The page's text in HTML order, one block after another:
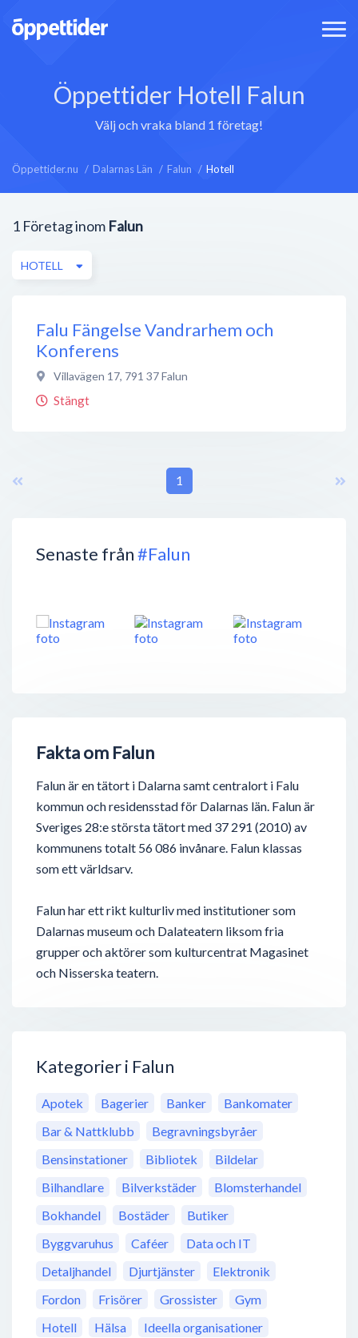
Öppettider Hotell Falun
Välj och vraka bland 1 företag!
Öppettider.nu Dalarnas Län Falun Hotell
Senaste från#Falun
Fakta om Falun
Falun är en tätort i Dalarna samt centralort i Falu
kommun och residensstad för Dalarnas län. Falun är
Sveriges 28:e största tätort med 37 291 (2010) av
kommunens totalt 56 086 invånare. Falun klassas
som ett världsarv.
Falun har ett rikt kulturliv med institutioner som
Dalarnas museum och Dalateatern liksom fria
grupper och aktörer som kulturcentrat Magasinet
och Nisserska teatern.
Kategorier i Falun
Apotek Bagerier Banker
Bankomater
Bar & Nattklubb
Begravningsbyråer
Bensinstationer
Bibliotek
Bildelar
Bilhandlare
Bilverkstäder
Blomsterhandel
Bokhandel
Bostäder
Butiker
Byggvaruhus
Caféer
Data och IT
Detaljhandel
Djurtjänster
Elektronik
Fordon
Frisörer Grossister
Gym
Hotell
Hälsa
Ideella organisationer
1 Företag inom Falun
HOTELL
Falu Fängelse Vandrarhem och
Konferens
Villavägen 17, 791 37Falun
Stängt
1